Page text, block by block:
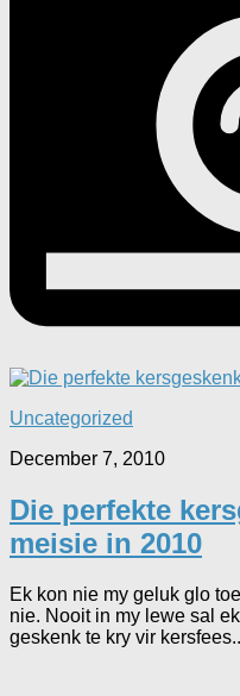
Uncategorized
December 7, 2010
Die perfekte
meisie in 2010
Ek kon nie my geluk glo
nie. Nooit in my lewe sal
geskenk te kry vir